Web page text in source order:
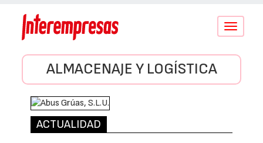
Conmutar
ALMACENAJE Y LOGÍSTICA
ACTUALIDAD